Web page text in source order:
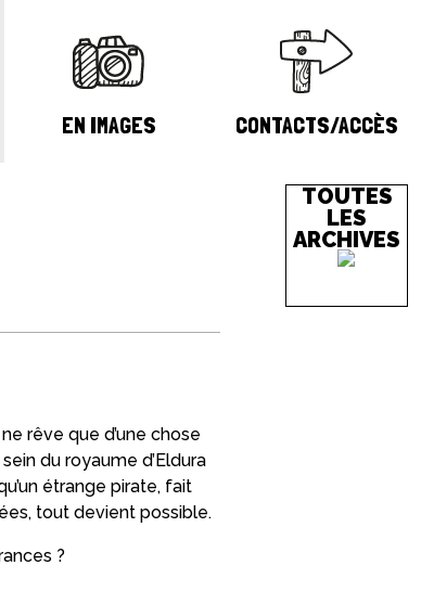
EN IMAGES CONTACTS/ACCÈS
rêve que d’une chose
du royaume d’Eldura
étrange pirate, fait
tout devient possible.
?
TOUTES
LES
ARCHIVES